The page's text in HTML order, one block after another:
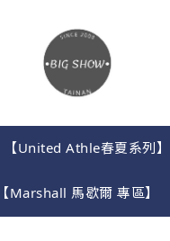
【United Athle春夏系列
【Marshall 馬歇爾 專區】